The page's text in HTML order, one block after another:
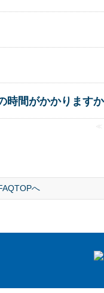
時間がかかりますか
へ